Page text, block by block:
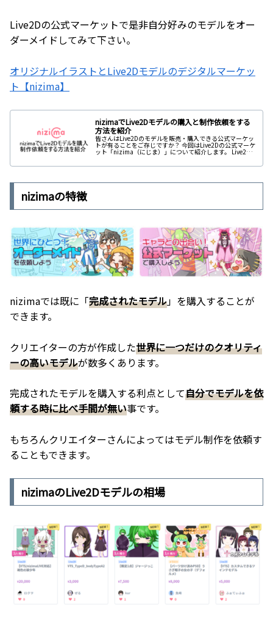
Live2Dの公式マーケットで是非自分好みのモデルをオー
ダーメイドしてみて下さい。
オリジナルイラストとLive2Dモデルのデジタルマーケッ
ト【nizima】
nizimaでLive2Dモデルの購入と制作依頼をする
方法を紹介
皆さんはLive2Dのモデルを販売・購入できる公式マーケッ
トが有ることをご存じですか？ 今回はLive2Dの公式マーケ
ット「nizima（にじま）」について紹介します。 Live2Dの
のプラットフォームであり、独自のサービスを展開してい
事について知りたい方におすすめしています。 Vtuber活動
は？（にじまについての紹介） 作品を購入するまでの流れ
nizimaの特徴
nizimaでは既に「完成されたモデル」を購入することが
できます。
クリエイターの方が作成した世界に一つだけのクオリティ
ーの高いモデルが数多くあります。
完成されたモデルを購入する利点として自分でモデルを依
頼する時に比べ手間が無い事です。
もちろんクリエイターさんによってはモデル制作を依頼す
ることもできます。
nizimaのLive2Dモデルの相場